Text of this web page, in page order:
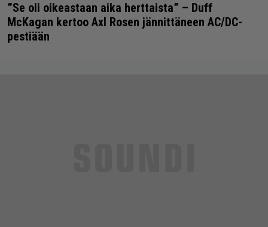
”Se oli oikeastaan aika herttaista” – Duff
McKagan kertoo Axl Rosen jännittäneen AC/DC-
pestiään